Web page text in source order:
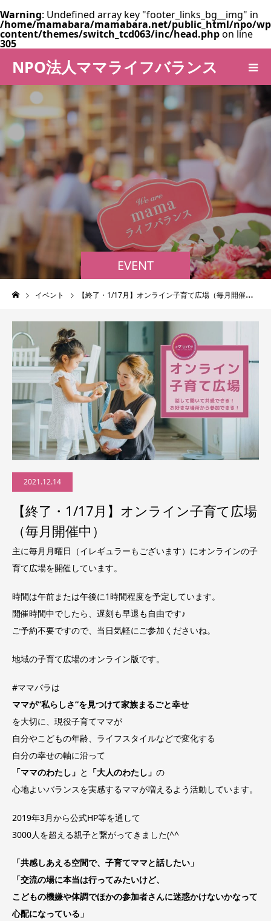
Warning: Undefined array key "footer_links_bg__img" in
/home/mamabara/mamabara.net/public_html/npo/
content/themes/switch_tcd063/inc/head.phpon line
305
NPO法人ママライフバランス
EVENT
イベント 【終了・1/17月】オンライン子育て広場（毎月開催中）
2021.12.14
【終了・1/17月】オンライン子育て広場
（毎月開催中）
主に毎月月曜日（イレギュラーもございます）にオンラインの子
育て広場を開催しています。
時間は午前または午後に1時間程度を予定しています。
開催時間中でしたら、遅刻も早退も自由です♪
ご予約不要ですので、当日気軽にご参加くださいね。
地域の子育て広場のオンライン版です。
#ママバラは
ママが”私らしさ”を見つけて家族まるごと幸せ
を大切に、現役子育てママが
自分やこどもの年齢、ライフスタイルなどで変化する
自分の幸せの軸に沿って
「ママのわたし」 と 「大人のわたし」 の
心地よいバランスを実感するママが増えるよう活動しています。
2019年3月から公式HP等を通して
3000人を超える親子と繋がってきました(^^
「共感しあえる空間で、子育てママと話したい」
「交流の場に本当は行ってみたいけど、
こどもの機嫌や体調でほかの参加者さんに迷惑かけないかなって
心配になっている」